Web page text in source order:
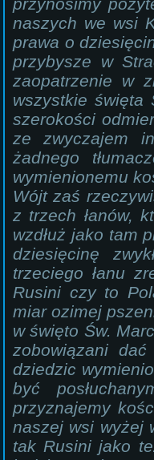
naszych we wsi
prawa o
przybysze w
zaopatrzenie w
wszystkie święta
szerokości
ze zwyczajem
żadnego
wymienionemu
Wójt zaś
z trzech łanów,
wzdłuż jako tam
dziesięcinę
trzeciego łanu
Rusini czy to
miar ozimej
w święto Św.
zobowiązani
dziedzic
być
przyznajemy
naszej wsi wyżej
tak Rusini jako